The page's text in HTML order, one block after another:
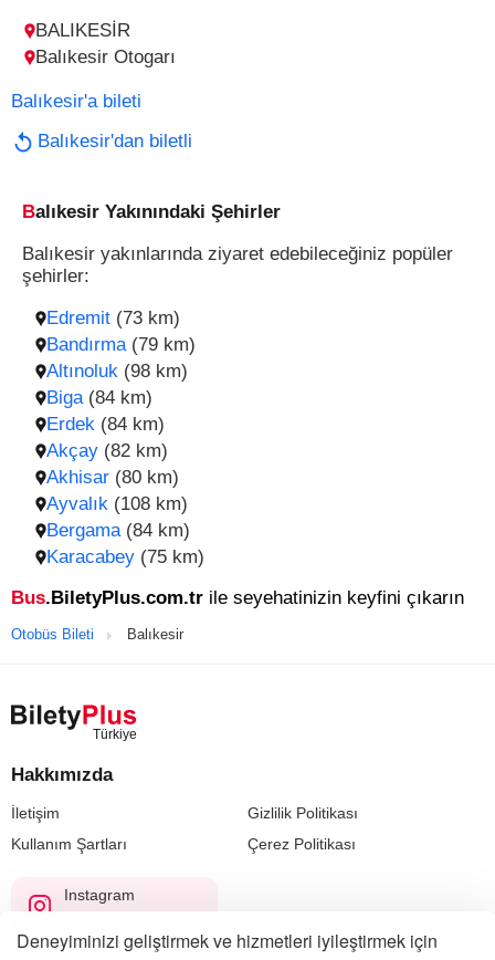
BALIKESİR
Balıkesir Otogarı
Balıkesir'a bileti
Balıkesir'dan biletli
Balıkesir Yakınındaki Şehirler
Balıkesir yakınlarında ziyaret edebileceğiniz popüler
şehirler:
Edremit (73 km)
Akçay (82 km)
Bandırma(79 km)
Akhisar (80 km)
Altınoluk (98 km)
Ayvalık (108 km)
Biga(84 km)
Bergama(84 km)
Erdek (84 km)
Karacabey (75 km)
Bus.BiletyPlus.com.tr ile seyehatinizin keyfini çıkarın
Otobüs Bileti Balıkesir
Hakkımızda
İletişim
Gizlilik Politikası
Kullanım Şartları
Çerez Politikası
Instagram
@biletyplus_turkiye
Deneyiminizi geliştirmek ve hizmetleri iyileştirmek için